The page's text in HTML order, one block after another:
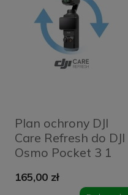
Plan ochrony DJI
Care Refresh do DJI
Osmo Pocket 3 1
elektroniczny)
165,00 zł